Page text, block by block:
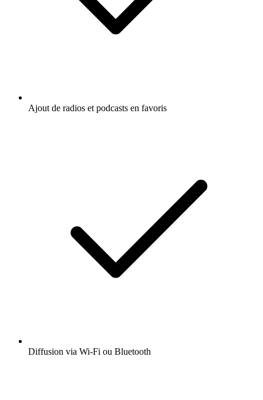
Ajout de radios et podcasts en favoris
Diffusion via Wi-Fi ou Bluetooth